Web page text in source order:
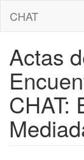
contenido
CHAT
Actas
CHAT: